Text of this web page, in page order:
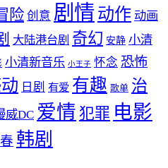
险 创意 剧情 动作 动画
大陆港台剧 奇幻 安静 小清
小清新音乐 小王子 怀念 恐怖
日剧 有爱 有趣 歌单 治
威DC 爱情 犯罪 电影
韩剧